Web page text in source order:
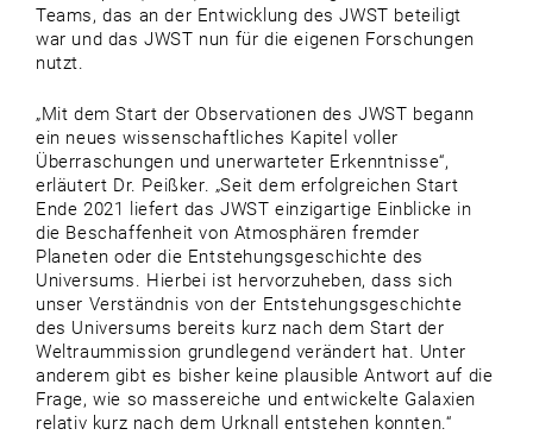
Teams, das an der Entwicklung des JWST beteiligt
war und das JWST nun für die eigenen Forschungen
nutzt.
„Mit dem Start der Observationen des JWST begann
ein neues wissenschaftliches Kapitel voller
Überraschungen und unerwarteter Erkenntnisse“,
erläutert Dr. Peißker. „Seit dem erfolgreichen Start
Ende 2021 liefert das JWST einzigartige Einblicke in
die Beschaffenheit von Atmosphären fremder
Planeten oder die Entstehungsgeschichte des
Universums. Hierbei ist hervorzuheben, dass sich
unser Verständnis von der Entstehungsgeschichte
des Universums bereits kurz nach dem Start der
Weltraummission grundlegend verändert hat. Unter
anderem gibt es bisher keine plausible Antwort auf die
Frage, wie so massereiche und entwickelte Galaxien
relativ kurz nach dem Urknall entstehen konnten.“